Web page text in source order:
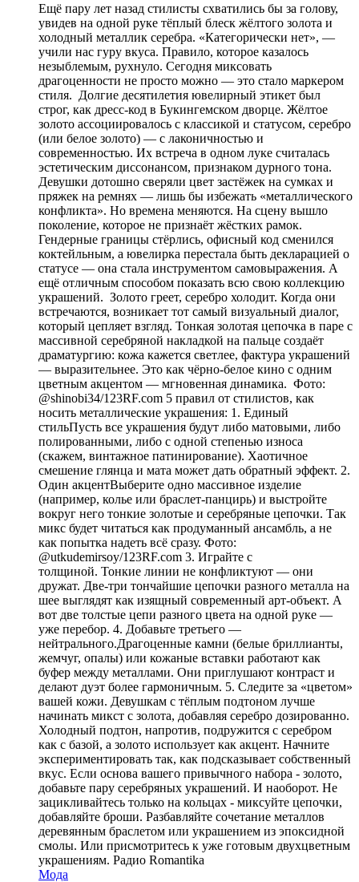
Ещё пару лет назад стилисты схватились бы за голову,
увидев на одной руке тёплый блеск жёлтого золота и
холодный металлик серебра. «Категорически нет», —
учили нас гуру вкуса. Правило, которое казалось
незыблемым, рухнуло. Сегодня миксовать
драгоценности не просто можно — это стало маркером
стиля. Долгие десятилетия ювелирный этикет был
строг, как дресс-код в Букингемском дворце. Жёлтое
золото ассоциировалось с классикой и статусом, серебро
(или белое золото) — с лаконичностью и
современностью. Их встреча в одном луке считалась
эстетическим диссонансом, признаком дурного тона.
Девушки дотошно сверяли цвет застёжек на сумках и
пряжек на ремнях — лишь бы избежать «металлического
конфликта». Но времена меняются. На сцену вышло
поколение, которое не признаёт жёстких рамок.
Гендерные границы стёрлись, офисный код сменился
коктейльным, а ювелирка перестала быть декларацией о
статусе — она стала инструментом самовыражения. А
ещё отличным способом показать всю свою коллекцию
украшений. Золото греет, серебро холодит. Когда они
встречаются, возникает тот самый визуальный диалог,
который цепляет взгляд. Тонкая золотая цепочка в паре с
массивной серебряной накладкой на пальце создаёт
драматургию: кожа кажется светлее, фактура украшений
— выразительнее. Это как чёрно-белое кино с одним
цветным акцентом — мгновенная динамика. Фото:
@shinobi34/123RF.com 5 правил от стилистов, как
носить металлические украшения: 1. Единый
стильПусть все украшения будут либо матовыми, либо
полированными, либо с одной степенью износа
(скажем, винтажное патинирование). Хаотичное
смешение глянца и мата может дать обратный эффект. 2.
Один акцентВыберите одно массивное изделие
(например, колье или браслет-панцирь) и выстройте
вокруг него тонкие золотые и серебряные цепочки. Так
микс будет читаться как продуманный ансамбль, а не
как попытка надеть всё сразу. Фото:
@utkudemirsoy/123RF.com 3. Играйте с
толщиной. Тонкие линии не конфликтуют — они
дружат. Две-три тончайшие цепочки разного металла на
шее выглядят как изящный современный арт-объект. А
вот две толстые цепи разного цвета на одной руке —
уже перебор. 4. Добавьте третьего —
нейтрального.Драгоценные камни (белые бриллианты,
жемчуг, опалы) или кожаные вставки работают как
буфер между металлами. Они приглушают контраст и
делают дуэт более гармоничным. 5. Следите за «цветом»
вашей кожи. Девушкам с тёплым подтоном лучше
начинать микст с золота, добавляя серебро дозированно.
Холодный подтон, напротив, подружится с серебром
как с базой, а золото использует как акцент. Начните
экспериментировать так, как подсказывает собственный
вкус. Если основа вашего привычного набора - золото,
добавьте пару серебряных украшений. И наоборот. Не
зацикливайтесь только на кольцах - миксуйте цепочки,
добавляйте броши. Разбавляйте сочетание металлов
деревянным браслетом или украшением из эпоксидной
смолы. Или присмотритесь к уже готовым двухцветным
украшениям. Радио Romantika
Мода